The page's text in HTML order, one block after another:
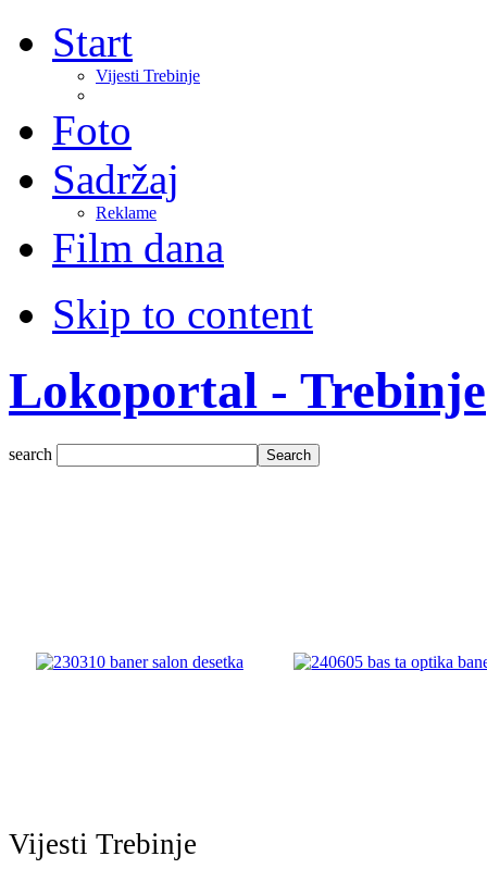
Start
Vijesti Trebinje
Foto
Sadržaj
Reklame
Film dana
Skip to content
Lokoportal - Trebinje
search
Vijesti Trebinje